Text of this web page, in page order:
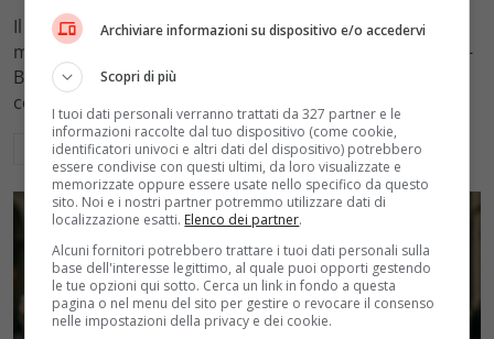
Il Tribunale di Roma ha fissato l'assegno di
mantenimento figli a 10.900 euro mensili nel caso Totti-
Blasi, respingendo la richiesta di 20mila euro della
conduttrice.
Leggi di più
Archiviare informazioni su dispositivo e/o accedervi
Scopri di più
I tuoi dati personali verranno trattati da 327 partner e le
informazioni raccolte dal tuo dispositivo (come cookie,
identificatori univoci e altri dati del dispositivo) potrebbero
essere condivise con questi ultimi, da loro visualizzate e
memorizzate oppure essere usate nello specifico da questo
sito. Noi e i nostri partner potremmo utilizzare dati di
localizzazione esatti. Elenco dei partner.
Alcuni fornitori potrebbero trattare i tuoi dati personali sulla
base dell'interesse legittimo, al quale puoi opporti gestendo
le tue opzioni qui sotto. Cerca un link in fondo a questa
pagina o nel menu del sito per gestire o revocare il consenso
nelle impostazioni della privacy e dei cookie.